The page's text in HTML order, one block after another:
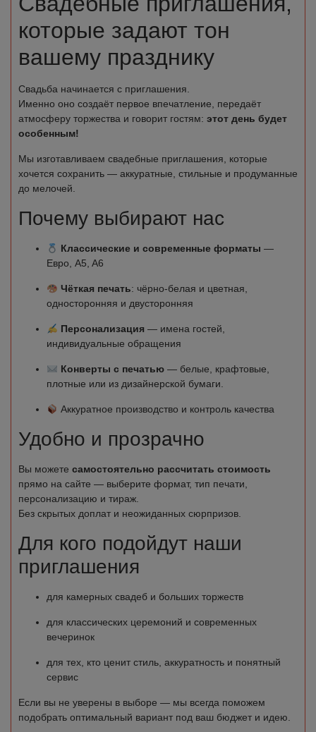
которые задают тон
вашему празднику
Свадьба начинается с приглашения.
Именно оно создаёт первое впечатление, передаёт
атмосферу торжества и говорит гостям: этот день будет
особенным!
Мы изготавливаем свадебные приглашения, которые
хочется сохранить — аккуратные, стильные и продуманные
до мелочей.
Почему выбирают нас
Классические и современные форматы —
Евро, A5, A6
Чёткая печать: чёрно-белая и цветная,
односторонняя и двусторонняя
Персонализация — имена гостей,
индивидуальные обращения
Конверты с печатью— белые, крафтовые,
плотные или из дизайнерской бумаги.
Аккуратное производство и контроль качества
Удобно и прозрачно
Вы можете самостоятельно рассчитать стоимость
прямо на сайте — выберите формат, тип печати,
персонализацию и тираж.
Без скрытых доплат и неожиданных сюрпризов.
Для кого подойдут наши
приглашения
для камерных свадеб и больших торжеств
для классических церемоний и современных
вечеринок
для тех, кто ценит стиль, аккуратность и понятный
сервис
Если вы не уверены в выборе — мы всегда поможем
подобрать оптимальный вариант под ваш бюджет и идею.